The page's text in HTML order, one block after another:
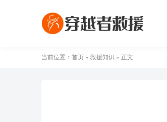
当前位置： 首页 » 救援知识 » 正文